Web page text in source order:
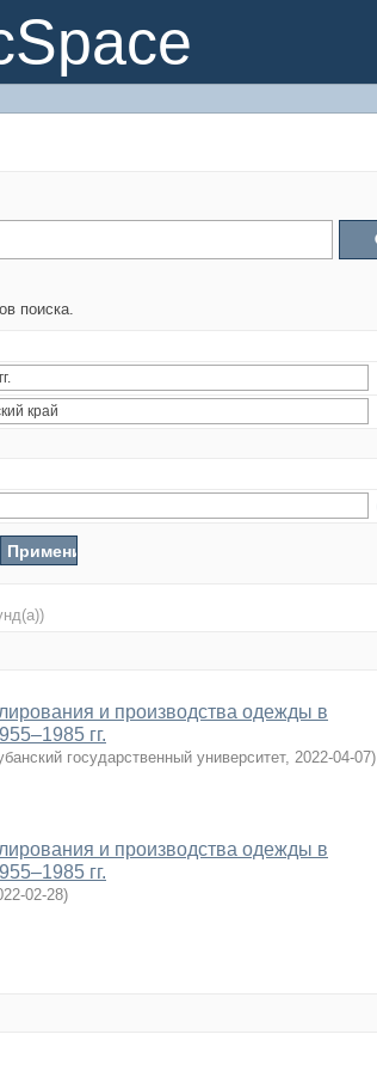
поиска.
и производства одежды в
гг.
государственный университет, 2022-04-07)
и производства одежды в
гг.
02-28)